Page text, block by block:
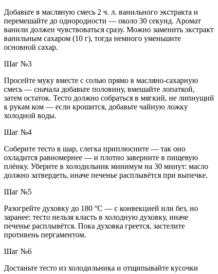
Добавьте в масляную смесь 2 ч. л. ванильного экстракта и
перемешайте до однородности — около 30 секунд. Аромат
ванили должен чувствоваться сразу. Можно заменить экстракт
ванильным сахаром (10 г), тогда немного уменьшите
основной сахар.
Шаг №3
Просейте муку вместе с солью прямо в масляно-сахарную
смесь — сначала добавьте половину, вмешайте лопаткой,
затем остаток. Тесто должно собраться в мягкий, не липнущий
к рукам ком — если крошится, добавьте чайную ложку
холодной воды.
Шаг №4
Соберите тесто в шар, слегка приплюсните — так оно
охладится равномернее — и плотно заверните в пищевую
плёнку. Уберите в холодильник минимум на 30 минут: масло
должно затвердеть, иначе печенье расплывётся при выпечке.
Шаг №5
Разогрейте духовку до 180 °C — с конвекцией или без, но
заранее: тесто нельзя класть в холодную духовку, иначе
печенье расплывётся. Пока духовка греется, застелите
противень пергаментом.
Шаг №6
Достаньте тесто из холодильника и отщипывайте кусочки